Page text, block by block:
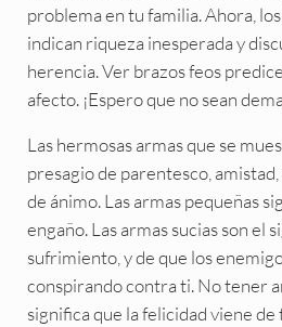
problema en tu familia. Ahora,
indican riqueza inesperada y
herencia. Ver brazos feos
afecto. ¡Espero que no sean
Las hermosas armas que se
presagio de parentesco,
de ánimo. Las armas pequeñas
engaño. Las armas sucias son el
sufrimiento, y de que los
conspirando contra ti. No tener
significa que la felicidad viene